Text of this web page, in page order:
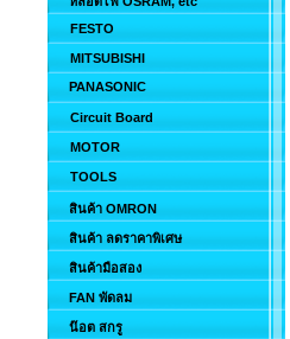
FESTO
MITSUBISHI
PANASONIC
Circuit Board
MOTOR
TOOLS
สินค้า OMRON
สินค้า ลดราคาพิเศษ
สินค้ามือสอง
FAN พัดลม
น๊อต สกรู